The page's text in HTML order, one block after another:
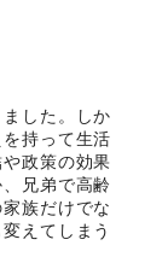
した。しか
持って生活
政策の効果
兄弟で高齢
族だけでな
えてしまう